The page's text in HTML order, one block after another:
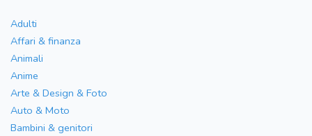
Adulti
Affari & finanza
Animali
Anime
Arte & Design & Foto
Auto & Moto
Bambini & genitori